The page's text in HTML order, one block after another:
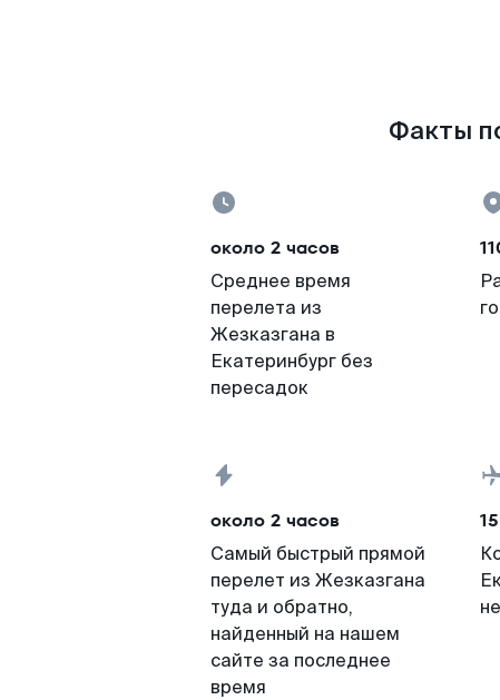
Факты
около 2 часов
Среднее время
перелета из
Жезказгана в
Екатеринбург без
пересадок
около 2 часов
Самый быстрый прямой
перелет из Жезказгана
туда и обратно,
найденный на нашем
сайте за последнее
время
15